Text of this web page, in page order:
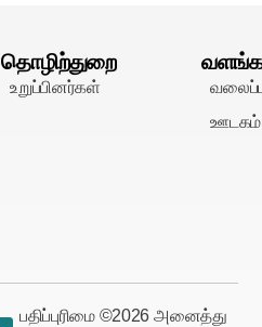
தொழிற்துறை
உறுப்பினர்கள்
ஊடகம்
பதிப்புரிமை ©2026 அனைத்து